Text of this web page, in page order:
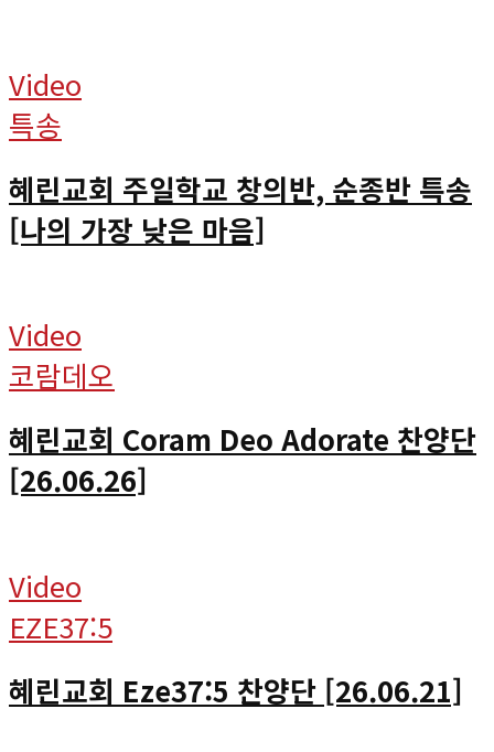
Video
특송
혜린교회 주일학교 창의반, 순종반 특송
[나의 가장 낮은 마음]
Video
코람데오
혜린교회 Coram Deo Adorate 찬양단
[26.06.26]
Video
EZE37:5
혜린교회 Eze37:5 찬양단 [26.06.21]